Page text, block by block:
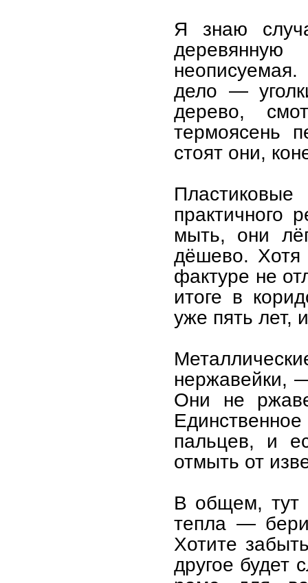
Я знаю
дело —
дерево,
термоясень
стоят они,
практичного
мыть, они
дёшево. Хотя
фактуре не
итоге в
уже пять лет,
нержавейки,
Они не
пальцев, и
отмыть от
В общем, тут
тепла —
Хотите
другое будет